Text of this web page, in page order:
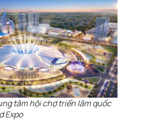
tâm hội chợ triển lãm quốc
Expo